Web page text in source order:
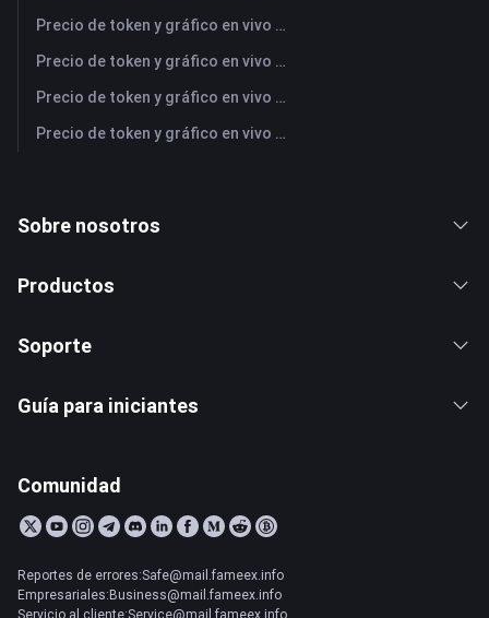
Precio de token y gráfico en vivo más reciente de ULTIMA (Ultima)
Precio de token y gráfico en vivo más reciente de MU (Micron Technology)
Precio de token y gráfico en vivo más reciente de PEAK (PEAK)
Precio de token y gráfico en vivo más reciente de JPM (JPMorgan Chase)
Sobre nosotros
Productos
Soporte
Guía para iniciantes
Comunidad
Reportes de errores:Safe@mail.fameex.info
Empresariales:Business@mail.fameex.info
Servicio al cliente:Service@mail.fameex.info